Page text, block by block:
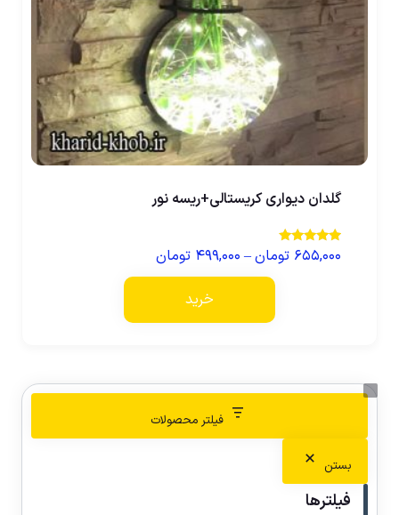
گلدان دیواری کریستالی+ریسه نور
نمره
3.75
۶۵۵,۰۰۰ تومان– ۴۹۹,۰۰۰ تومان
خرید
فیلتر محصولات
بستن
فیلترها